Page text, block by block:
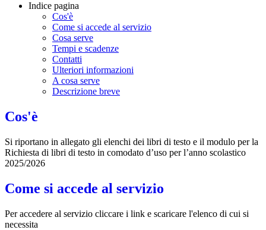
Indice pagina
Cos'è
Come si accede al servizio
Cosa serve
Tempi e scadenze
Contatti
Ulteriori informazioni
A cosa serve
Descrizione breve
Cos'è
Si riportano in allegato gli elenchi dei libri di testo e il modulo per la
Richiesta di libri di testo in comodato d’uso per l’anno scolastico
2025/2026
Come si accede al servizio
Per accedere al servizio cliccare i link e scaricare l'elenco di cui si
necessita